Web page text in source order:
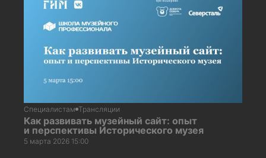
Специалистам Трансляции
Как развивать музейный сайт: опыт
и перспективы Исторического музея
5 марта 2026 15:00